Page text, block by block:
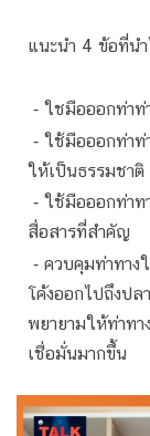
แนะนำ 4 ข้อที่น
⁃ ใชมือออกท่าท่
⁃ ใช้มือออกท่าท่
ให้เป็นธรรมชาติ
⁃ ใช้มือออกท่า
สื่อสารที่สำคัญ
⁃ ควบคุมท่าทาง
โค้งออกไปถึงปล
พยายามให้ท่าทา
เชื่อมั่นมากขึ้น